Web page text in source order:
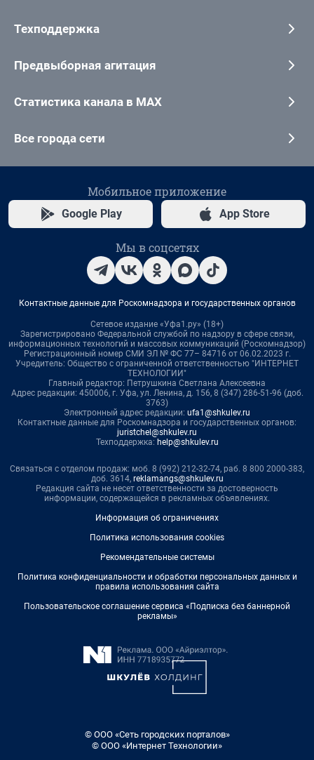
Техподдержка
Предвыборная агитация
Статистика канала в MAX
Все города сети
Мобильное приложение
Google Play App Store
Мы в соцсетях
Контактные данные для Роскомнадзора и государственных органов
Сетевое издание «Уфа1.ру» (18+)
Зарегистрировано Федеральной службой по надзору в сфере связи,
информационных технологий и массовых коммуникаций (Роскомнадзор)
Регистрационный номер СМИ ЭЛ № ФС 77– 84716 от 06.02.2023 г.
Учредитель: Общество с ограниченной ответственностью "ИНТЕРНЕТ
ТЕХНОЛОГИИ"
Главный редактор: Петрушкина Светлана Алексеевна
Адрес редакции: 450006, г. Уфа, ул. Ленина, д. 156, 8 (347) 286-51-96 (доб.
3763)
Электронный адрес редакции: ufa1@shkulev.ru
Контактные данные для Роскомнадзора и государственных органов:
juristchel@shkulev.ru
Техподдержка: help@shkulev.ru
Связаться с отделом продаж: моб. 8 (992) 212-32-74, раб. 8 800 2000-383,
доб. 3614, reklamangs@shkulev.ru
Редакция сайта не несет ответственности за достоверность
информации, содержащейся в рекламных объявлениях.
Информация об ограничениях
Политика использования cookies
Рекомендательные системы
Политика конфиденциальности и обработки персональных данных и
правила использования сайта
Пользовательское соглашение сервиса «Подписка без баннерной
рекламы»
© ООО «Сеть городских порталов»
© ООО «Интернет Технологии»